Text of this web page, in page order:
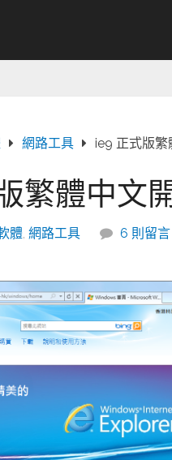
網路工具 ie9 正式版繁
繁體中文
體, 網路工具 6 則留言